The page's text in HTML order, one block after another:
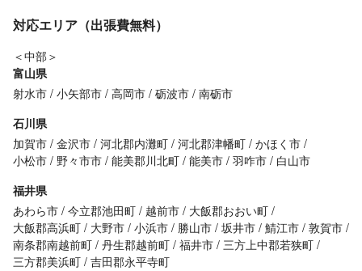
対応エリア（出張費無料）
＜中部＞
富山県
射水市 小矢部市 高岡市 砺波市 南砺市
石川県
加賀市 金沢市 河北郡内灘町 河北郡津幡町 かほく市
小松市 野々市市 能美郡川北町 能美市 羽咋市
白山市
福井県
あわら市 今立郡池田町 越前市
大飯郡おおい町
大飯郡高浜町
大野市 小浜市 勝山市 坂井市 鯖江市 敦賀市
南条郡南越前町 丹生郡越前町 福井市 三方上中郡若狭町
三方郡美浜町 吉田郡永平寺町